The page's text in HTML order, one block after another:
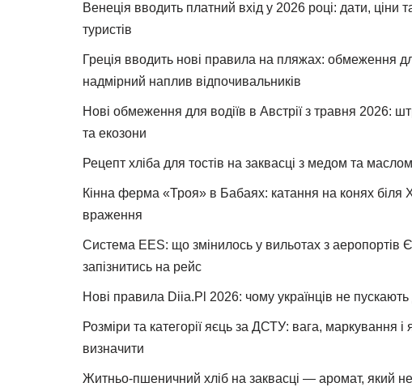
Венеція вводить платний вхід у 2026 році: дати, ціни
туристів
Греція вводить нові правила на пляжах: обмеження
надмірний наплив відпочивальників
Нові обмеження для водіїв в Австрії з травня 2026:
та екозони
Рецепт хліба для тостів на заквасці з медом та маслом
Кінна ферма «Троя» в Бабаях: катання на конях біля
враження
Система EES: що змінилось у вильотах з аеропортів
запізнитись на рейс
Нові правила Diia.Pl 2026: чому українців не
Розміри та категорії яєць за ДСТУ: вага, маркування і
визначити
Житньо-пшеничний хліб на заквасці — аромат, який